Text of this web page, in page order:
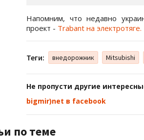
Напомним, что недавно
проект - Trabant на электротяге.
Теги: внедорожник Mitsubishi
Не пропусти другие
bigmir)net в facebook
по теме